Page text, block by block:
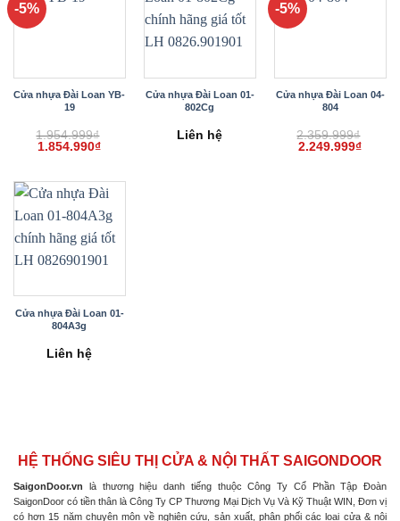
-5%
Cửa nhựa Đài Loan YB-
19
1.954.999₫
Giá
1.954.999₫.
1.854.990₫Giá
là:
1.854.990₫.
Cửa nhựa Đài Loan 01-
802Cg
Liên hệ
-5%
Cửa nhựa Đài Loan 04-
804
2.359.999₫
Giá
2.249.999₫Giá
Cửa nhựa Đài Loan 01-
804A3g
Liên hệ
HỆ THỐNG SIÊU THỊ CỬA & NỘI THẤT SAIGONDOOR
SaigonDoor.vn là thương hiệu danh tiếng thuộc Công Ty Cổ Phần Tập Đoàn
SaigonDoor có tiền thân là Công Ty CP Thương Mại Dịch Vụ Và Kỹ Thuật WIN, Đơn vị
có hơn 15 năm chuyên môn về nghiên cứu, sản xuất, phân phối các loại cửa & nội